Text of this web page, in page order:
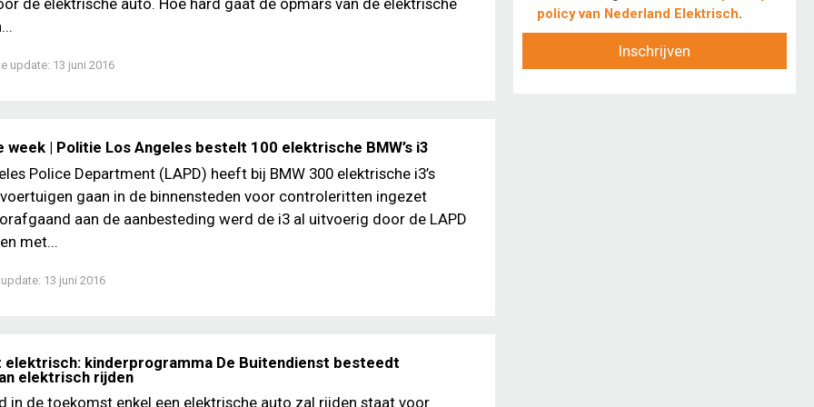
update: 13 juni 2016
week | Politie Los Angeles bestelt 100 elektrische BMW’s i3
Police Department (LAPD) heeft bij BMW 300 elektrische i3’s
gaan in de binnensteden voor controleritten ingezet
aan de aanbesteding werd de i3 al uitvoerig door de LAPD
met...
13 juni 2016
elektrisch: kinderprogramma De Buitendienst besteedt
elektrisch rijden
in de toekomst enkel een elektrische auto zal rijden staat voor
policy van Nederland Elektrisch.
Inschrijven